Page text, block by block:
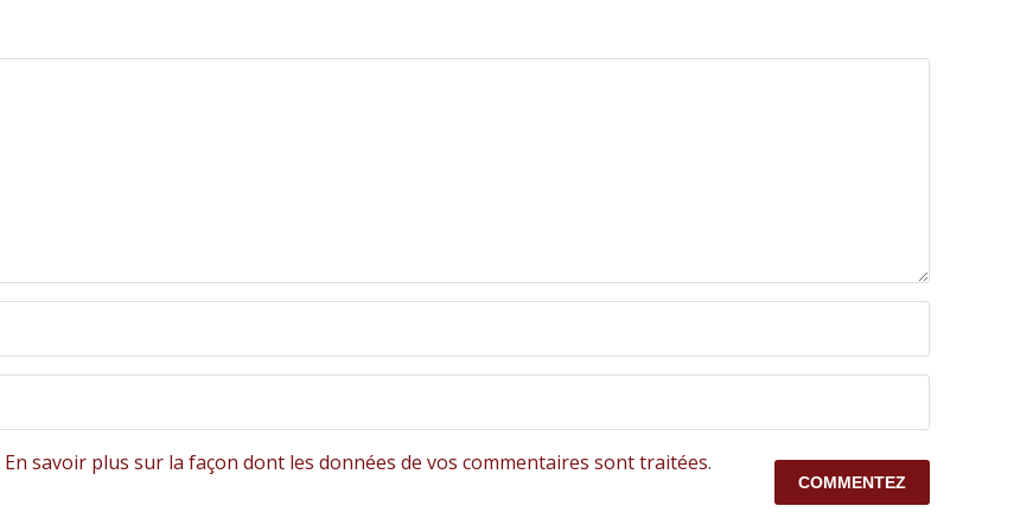
En savoir plus sur la façon dont les données de vos commentaires sont traitées.